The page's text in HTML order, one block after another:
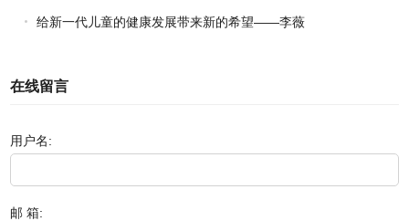
给新一代儿童的健康发展带来新的希望——李薇
在线留言
用户名:
邮 箱: